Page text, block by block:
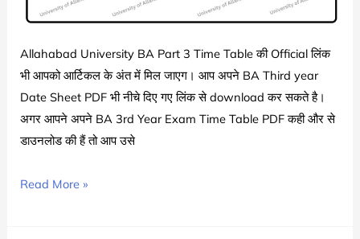
Schedule
Allahabad University BA Part 3 Time Table की Official लिंक
भी आपको आर्टिकल के अंत में मिल जाएग। आप अपने BA Third year
Date Sheet PDF भी नीचे दिए गए लिंक से download कर सकते है।
अगर आपने अपने BA 3rd Year Exam Time Table PDF कही और से
डाउनलोड की हैं तो आप उसे
Allahabad
Read More »